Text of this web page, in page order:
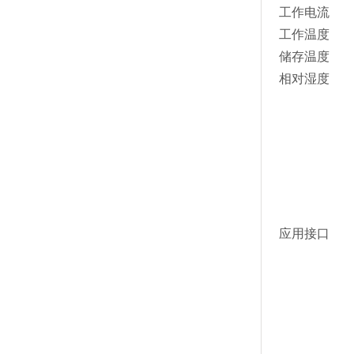
工作电流
工作温度
储存温度
相对湿度
应用接口